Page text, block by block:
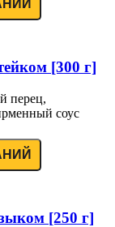
[300 г]
перец,
соус
[250 г]